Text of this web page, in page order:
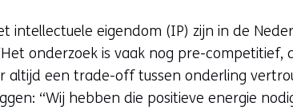
intellectuele eigendom (IP) zijn in de
onderzoek is vaak nog pre-
altijd een trade-off tussen onderling
“Wij hebben die positieve energie